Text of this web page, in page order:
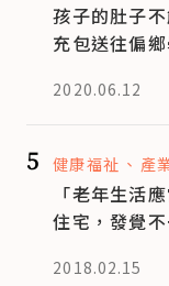
孩子的肚子
充包送往偏
2020.06.12
5 健康福祉 產
「老年生活
住宅，發覺
2018.02.15